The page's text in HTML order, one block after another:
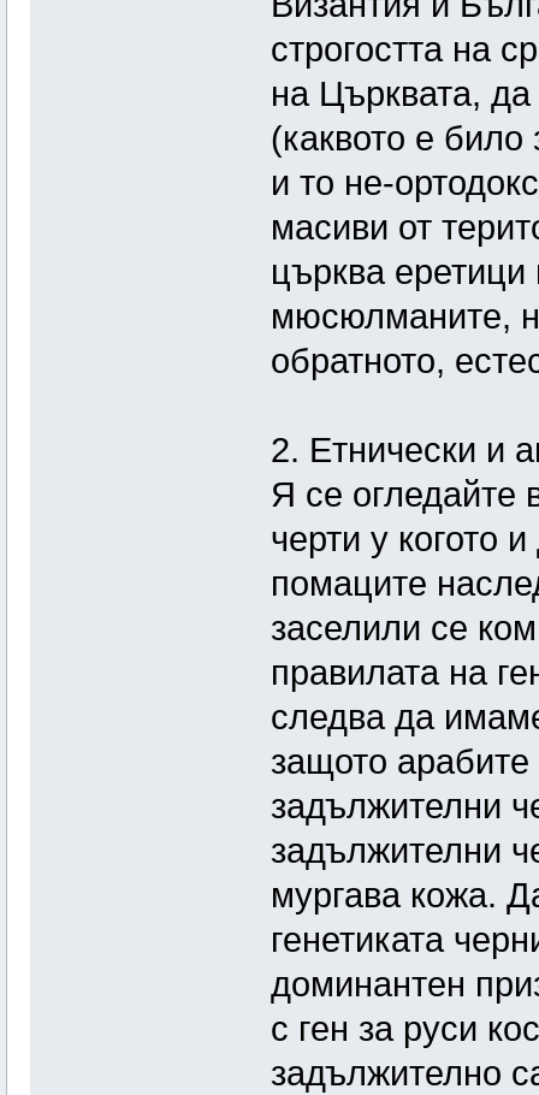
строгостта на
на Църквата,
(каквото е било
и то не-
масиви от
църква
мюсюлманите,
обратното,
2. Етнически и
Я се огледайте
черти у когото
помаците
заселили се
правилата на
следва да
защото
задължителни
задължителни
мургава кожа.
генетиката
доминантен
с ген за руси
задължително